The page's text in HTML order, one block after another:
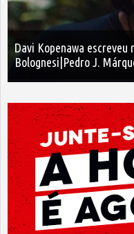
Davi Kopenawa
Bolognesi|Pedro J.